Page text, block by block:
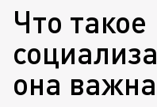
Что такое
она